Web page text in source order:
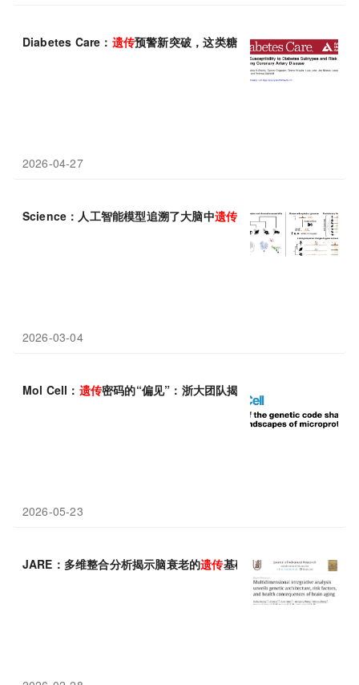
Diabetes Care： 遗传预警新突破，这类糖尿病最易诱发冠心病
2026-04-27
Science：人工智能模型追溯了大脑中遗传 控制元件的进化
2026-03-04
Mol Cell： 遗传密码的“偏见”：浙大团队揭示微蛋白注定“短命”的
2026-05-23
JARE：多维整合分析揭示脑衰老的遗传基础与可干预风险因素